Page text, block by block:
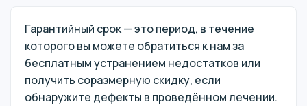
Гарантийный срок — это период, в течение
которого вы можете обратиться к нам за
бесплатным устранением недостатков или
получить соразмерную скидку, если
обнаружите дефекты в проведённом лечении.